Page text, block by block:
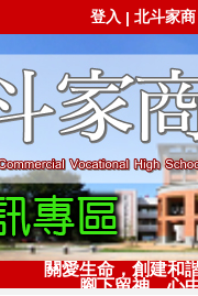
登入 | 北斗家商
關愛生命，創建和
腳下留神，心